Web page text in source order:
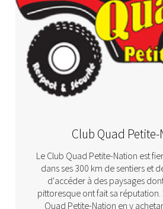
Club Quad
Le Club Quad Petite-Nation est
dans ses 300 km de sentiers et
d'accéder à des paysages
pittoresque ont fait sa
Quad Petite-Nation en y